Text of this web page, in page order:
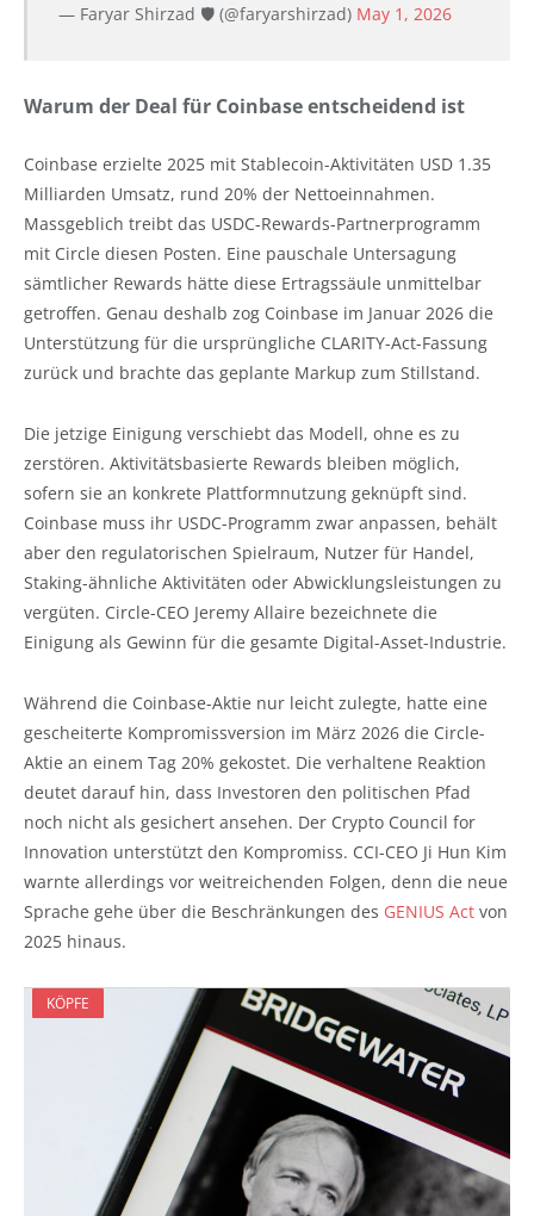
— Faryar Shirzad 🛡️ (@faryarshirzad) May 1, 2026
Warum der Deal für Coinbase entscheidend ist
Coinbase erzielte 2025 mit Stablecoin-Aktivitäten USD 1.35
Milliarden Umsatz, rund 20% der Nettoeinnahmen.
Massgeblich treibt das USDC-Rewards-Partnerprogramm
mit Circle diesen Posten. Eine pauschale Untersagung
sämtlicher Rewards hätte diese Ertragssäule unmittelbar
getroffen. Genau deshalb zog Coinbase im Januar 2026 die
Unterstützung für die ursprüngliche CLARITY-Act-Fassung
zurück und brachte das geplante Markup zum Stillstand.
Die jetzige Einigung verschiebt das Modell, ohne es zu
zerstören. Aktivitätsbasierte Rewards bleiben möglich,
sofern sie an konkrete Plattformnutzung geknüpft sind.
Coinbase muss ihr USDC-Programm zwar anpassen, behält
aber den regulatorischen Spielraum, Nutzer für Handel,
Staking-ähnliche Aktivitäten oder Abwicklungsleistungen zu
vergüten. Circle-CEO Jeremy Allaire bezeichnete die
Einigung als Gewinn für die gesamte Digital-Asset-Industrie.
Während die Coinbase-Aktie nur leicht zulegte, hatte eine
gescheiterte Kompromissversion im März 2026 die Circle-
Aktie an einem Tag 20% gekostet. Die verhaltene Reaktion
deutet darauf hin, dass Investoren den politischen Pfad
noch nicht als gesichert ansehen. Der Crypto Council for
Innovation unterstützt den Kompromiss. CCI-CEO Ji Hun Kim
warnte allerdings vor weitreichenden Folgen, denn die neue
Sprache gehe über die Beschränkungen des GENIUS Act von
2025 hinaus.
KÖPFE